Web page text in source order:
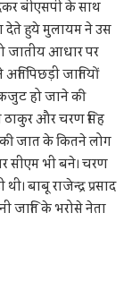
बीएसपी के साथ
देते हुये मुलायम ने उस
जातीय आधार पर
जातियों
हो जाने की
ठाकुर और चरण सिंह
जात के कितने लोग
सीएम भी बने। चरण
बाबू राजेन्द्र प्रसाद
जाति के भरोसे नेता